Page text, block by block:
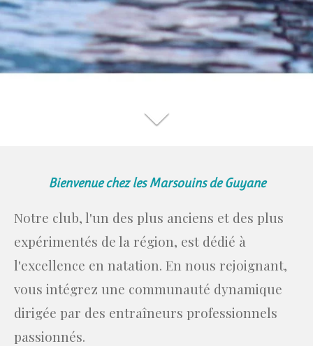
Bienvenue chez les Marsouins de Guyane
Notre club, l'un des plus anciens et des plus
expérimentés de la région, est dédié à
l'excellence en natation. En nous rejoignant,
vous intégrez une communauté dynamique
dirigée par des entraîneurs professionnels
passionnés.